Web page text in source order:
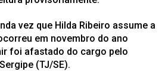
vez que Hilda Ribeiro assume a
em novembro do ano
foi afastado do cargo pelo
(TJ/SE).